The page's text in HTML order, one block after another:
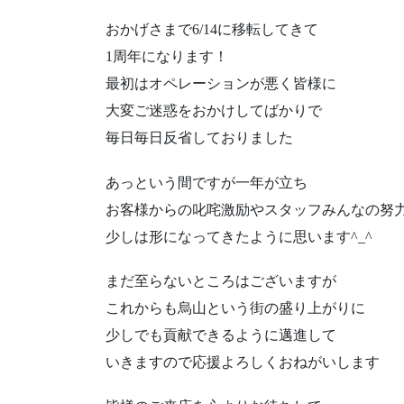
おかげさまで6/14に移転してきて
1周年になります！
最初はオペレーションが悪く皆様に
大変ご迷惑をおかけしてばかりで
毎日毎日反省しておりました
あっという間ですが一年が立ち
お客様からの叱咤激励やスタッフみんなの努
少しは形になってきたように思います^_^
まだ至らないところはございますが
これからも烏山という街の盛り上がりに
少しでも貢献できるように邁進して
いきますので応援よろしくおねがいします